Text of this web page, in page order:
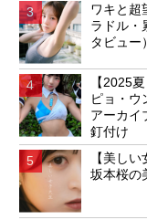
ワキと超
ラドル・
タビュー）
【2025
ピョ・ウ
アーカイ
釘付け
【美し
坂本桜の